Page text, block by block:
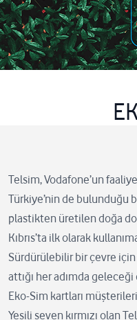
Telsim, Vodafone’un
Türkiye’nin de bulunduğu
plastikten üretilen doğa
Kıbrıs’ta ilk olarak
Sürdürülebilir bir çevre
attığı her adımda geleceği
Eko-Sim kartları
Yeşili seven kırmızı olan